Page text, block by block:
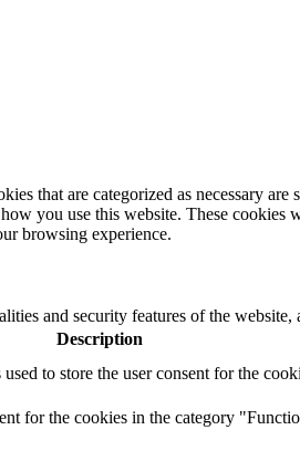
that are categorized as necessary are
you use this website. These
browsing experience.
and security features of the website,
Description
to store the user consent for the
for the cookies in the category